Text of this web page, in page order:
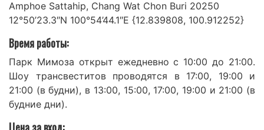
Amphoe Sattahip, Chang Wat Chon Buri 20250
12°50’23.3″N 100°54’44.1″E {12.839808, 100.912252}
Время работы:
Парк Мимоза открыт ежедневно с 10:00 до 21:00.
Шоу трансвеститов проводятся в 17:00, 19:00 и
21:00 (в будни), в 13:00, 15:00, 17:00, 19:00 и 21:00 (в
будние дни).